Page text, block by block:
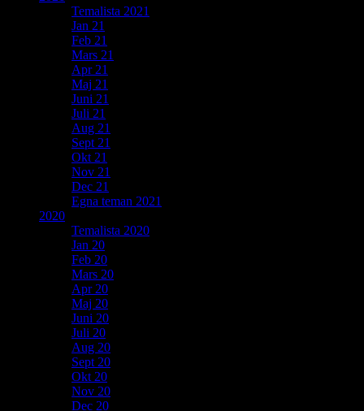
Temalista 2021
Jan 21
Feb 21
Mars 21
Apr 21
Maj 21
Juni 21
Juli 21
Aug 21
Sept 21
Okt 21
Nov 21
Dec 21
Egna teman 2021
2020
Temalista 2020
Jan 20
Feb 20
Mars 20
Apr 20
Maj 20
Juni 20
Juli 20
Aug 20
Sept 20
Okt 20
Nov 20
Dec 20